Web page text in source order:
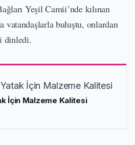
Yeşil Camii’nde kılınan
vatandaşlarla buluştu, onlardan
dinledi.
İçin Malzeme Kalitesi